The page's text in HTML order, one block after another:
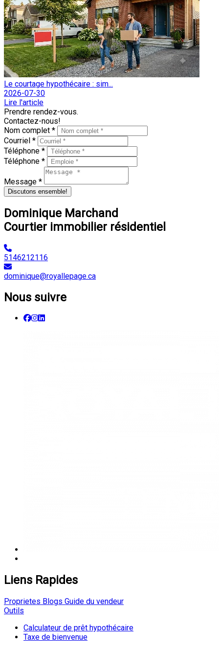
Le courtage hypothécaire : sim...
2026-07-30
Lire l'article
Prendre rendez-vous.
Contactez-nous!
Nom complet *
Courriel *
Téléphone *
Téléphone *
Message *
Discutons ensemble!
Dominique Marchand
Courtier immobilier résidentiel
5146212116
dominique@royallepage.ca
Nous suivre
Liens Rapides
Proprietes Blogs Guide du vendeur
Outils
Calculateur de prêt hypothécaire
Taxe de bienvenue